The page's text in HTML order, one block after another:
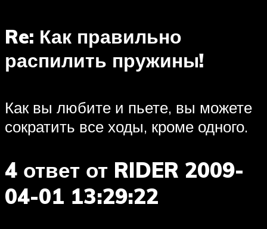
Re: Как правильно
распилить пружины!
Как вы любите и пьете, вы можете
сократить все ходы, кроме одного.
4 ответ от RIDER 2009-
04-01 13:29:22